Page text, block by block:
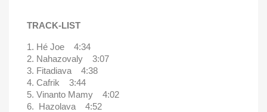
TRACK-LIST
1. Hé Joe 4:34
2. Nahazovaly 3:07
3. Fitadiava 4:38
4. Cafrik 3:44
5. Vinanto Mamy 4:02
6. Hazolava 4:52